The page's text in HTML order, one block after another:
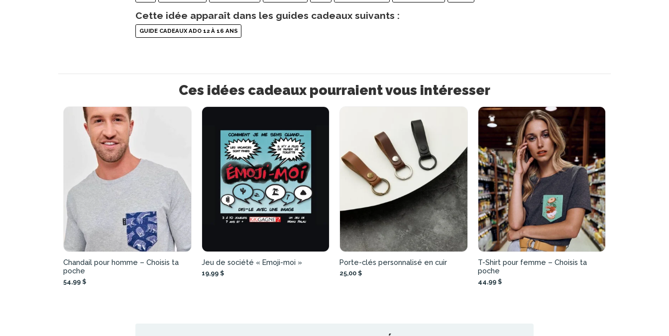
Cette idée apparaît dans les guides cadeaux suivants :
GUIDE CADEAUX ADO 12 À 16 ANS
Ces idées cadeaux pourraient vous intéresser
Chandail pour homme – Choisis ta
poche
54,99 $
Jeu de société « Emoji-moi »
19,99 $
Porte-clés personnalisé en cuir
25,00 $
T-Shirt pour femme – Choisis ta
poche
44,99 $